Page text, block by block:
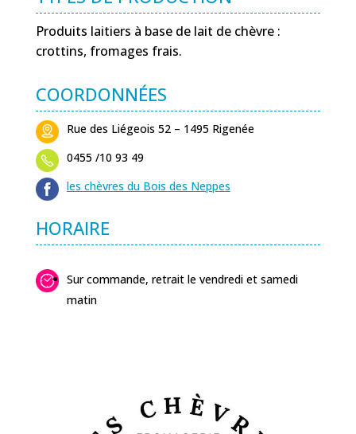
Produits laitiers à base de lait de chèvre :
crottins, fromages frais.
COORDONNÉES
Rue des Liégeois 52– 1495 Rigenée
0455 /10 93 49
les chèvres du Bois des Neppes
HORAIRE
Sur commande, retrait le vendredi et samedi
matin